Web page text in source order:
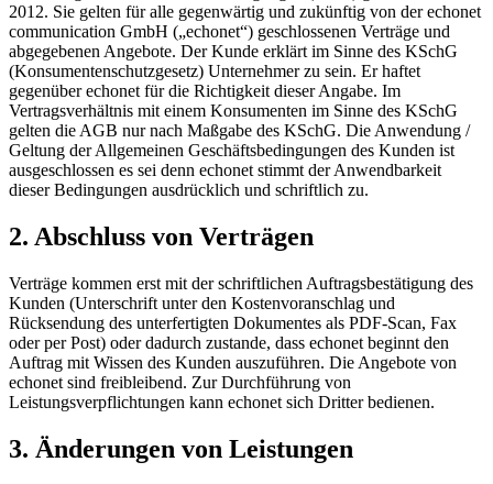
2012. Sie gelten für alle gegenwärtig und zukünftig von der echonet
communication GmbH („echonet“) geschlossenen Verträge und
abgegebenen Angebote. Der Kunde erklärt im Sinne des KSchG
(Konsumentenschutzgesetz) Unternehmer zu sein. Er haftet
gegenüber echonet für die Richtigkeit dieser Angabe. Im
Vertragsverhältnis mit einem Konsumenten im Sinne des KSchG
gelten die AGB nur nach Maßgabe des KSchG. Die Anwendung /
Geltung der Allgemeinen Geschäftsbedingungen des Kunden ist
ausgeschlossen es sei denn echonet stimmt der Anwendbarkeit
dieser Bedingungen ausdrücklich und schriftlich zu.
2. Abschluss von Verträgen
Verträge kommen erst mit der schriftlichen Auftragsbestätigung des
Kunden (Unterschrift unter den Kostenvoranschlag und
Rücksendung des unterfertigten Dokumentes als PDF-Scan, Fax
oder per Post) oder dadurch zustande, dass echonet beginnt den
Auftrag mit Wissen des Kunden auszuführen. Die Angebote von
echonet sind freibleibend. Zur Durchführung von
Leistungsverpflichtungen kann echonet sich Dritter bedienen.
3. Änderungen von Leistungen